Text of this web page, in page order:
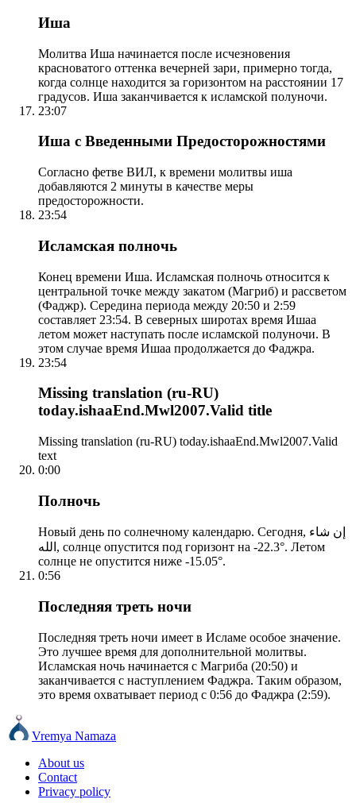
Иша
Молитва Иша начинается после исчезновения
красноватого оттенка вечерней зари, примерно тогда,
когда солнце находится за горизонтом на расстоянии 17
градусов. Иша заканчивается к исламской полуночи.
23:07
Иша с Введенными Предосторожностями
Согласно фетве ВИЛ, к времени молитвы иша
добавляются 2 минуты в качестве меры
предосторожности.
23:54
Исламская полночь
Конец времени Иша. Исламская полночь относится к
центральной точке между закатом (Магриб) и рассветом
(Фаджр). Середина периода между 20:50 и 2:59
составляет 23:54. В северных широтах время Ишаа
летом может наступать после исламской полуночи. В
этом случае время Ишаа продолжается до Фаджра.
23:54
Missing translation (ru-RU)
today.ishaaEnd.Mwl2007.Valid title
Missing translation (ru-RU) today.ishaaEnd.Mwl2007.Valid
text
0:00
Полночь
Новый день по солнечному календарю. Сегодня, إن شاء
الله, солнце опустится под горизонт на -22.3°. Летом
солнце не опустится ниже -15.05°.
0:56
Последняя треть ночи
Последняя треть ночи имеет в Исламе особое значение.
Это лучшее время для дополнительной молитвы.
Исламская ночь начинается с Магриба (20:50) и
заканчивается с наступлением Фаджра. Таким образом,
это время охватывает период с 0:56 до Фаджра (2:59).
Vremya Namaza
About us
Contact
Privacy policy